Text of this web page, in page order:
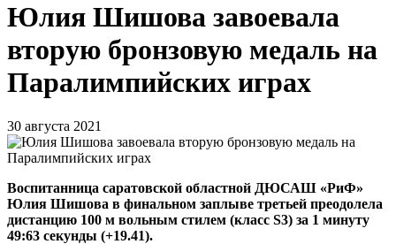
Юлия Шишова завоевала
вторую бронзовую медаль на
Паралимпийских играх
30 августа 2021
Воспитанница саратовской областной ДЮСАШ «РиФ»
Юлия Шишова в финальном заплыве третьей преодолела
дистанцию 100 м вольным стилем (класс S3) за 1 минуту
49:63 секунды (+19.41).